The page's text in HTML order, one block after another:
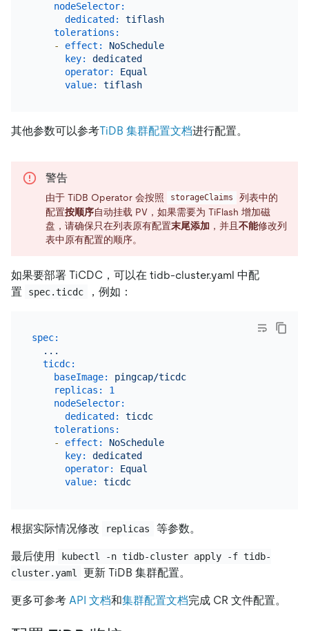
nodeSelector:
dedicated:
tiflash
tolerations:
-
effect:
NoSchedule
key:
dedicated
operator:
Equal
value:
tiflash
其他参数可以参考TiDB 集群配置文档进行配置。
警告
由于 TiDB Operator 会按照 storageClaims
列表中的
配置按顺序自动挂载 PV，如果需要为 TiFlash 增加磁
盘，请确保只在列表原有配置末尾添加 ，并且 不能修改列
表中原有配置的顺序。
如果要部署 TiCDC，可以在 tidb-cluster.yaml 中配
置
spec.ticdc ，例如：
spec:
...
ticdc:
baseImage:
pingcap/ticdc
replicas:
1
nodeSelector:
dedicated:
ticdc
tolerations:
-
effect:
NoSchedule
key:
dedicated
operator:
Equal
value:
ticdc
根据实际情况修改 replicas 等参数。
最后使用
kubectl -n tidb-cluster apply -f tidb-
cluster.yaml
更新 TiDB 集群配置。
更多可参考 API 文档和集群配置文档完成 CR 文件配置。